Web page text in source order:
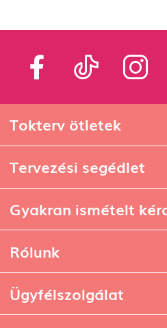
Tokterv ötletek
Tervezési segédlet
Gyakran ismételt
Rólunk
Ügyfélszolgálat